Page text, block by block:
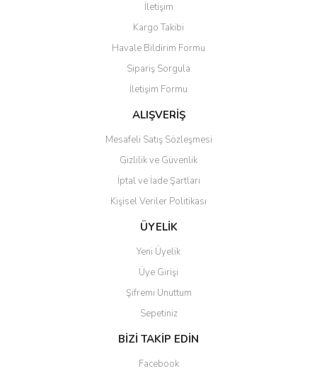
İletişim
Kargo Takibi
Havale Bildirim Formu
Sipariş Sorgula
İletişim Formu
ALIŞVERİŞ
Mesafeli Satış Sözleşmesi
Gizlilik ve Güvenlik
İptal ve İade Şartları
Kişisel Veriler Politikası
ÜYELİK
Yeni Üyelik
Üye Girişi
Şifremi Unuttum
Sepetiniz
BİZİ TAKİP EDİN
Facebook